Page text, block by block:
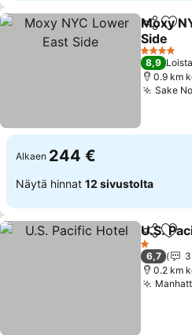
Jaa
Moxy
Side
4
8,9
0.9 km
Sake
Alkaen 244 €
Näytä hinnat 12 sivustolta
Jaa
U.S.
1
6,7
0.2 km